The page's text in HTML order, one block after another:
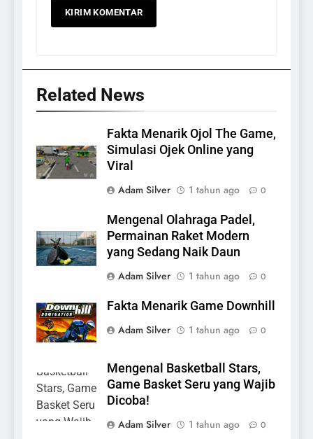
Related News
Fakta Menarik Ojol The Game,
Simulasi Ojek Online yang
Viral
Adam Silver
1 tahun ago 0
Mengenal Olahraga Padel,
Permainan Raket Modern
yang Sedang Naik Daun
Adam Silver
1 tahun ago 0
Fakta Menarik Game Downhill
Adam Silver
1 tahun ago 0
Mengenal Basketball Stars,
Game Basket Seru yang Wajib
Dicoba!
Adam Silver
1 tahun ago 0